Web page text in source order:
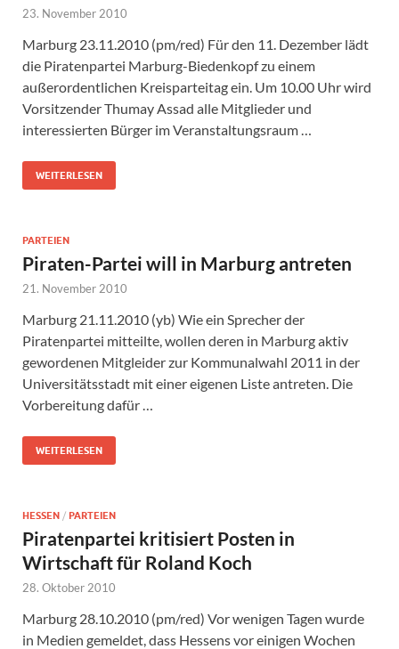
23. November 2010
Marburg 23.11.2010 (pm/red) Für den 11. Dezember lädt
die Piratenpartei Marburg-Biedenkopf zu einem
außerordentlichen Kreisparteitag ein. Um 10.00 Uhr wird
Vorsitzender Thumay Assad alle Mitglieder und
interessierten Bürger im Veranstaltungsraum …
WEITERLESEN
PARTEIEN
Piraten-Partei will in Marburg antreten
21. November 2010
Marburg 21.11.2010 (yb) Wie ein Sprecher der
Piratenpartei mitteilte, wollen deren in Marburg aktiv
gewordenen Mitgleider zur Kommunalwahl 2011 in der
Universitätsstadt mit einer eigenen Liste antreten. Die
Vorbereitung dafür …
WEITERLESEN
HESSEN / PARTEIEN
Piratenpartei kritisiert Posten in
Wirtschaft für Roland Koch
28. Oktober 2010
Marburg 28.10.2010 (pm/red) Vor wenigen Tagen wurde
in Medien gemeldet, dass Hessens vor einigen Wochen